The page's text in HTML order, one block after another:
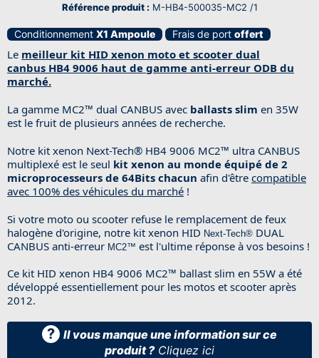
Référence produit : M-HB4-500035-MC2 /1
Conditionnement X1 Ampoule Frais de port offert
Le meilleur kit HID xenon moto et scooter dual
canbus HB4 9006 haut de gamme anti-erreur ODB du
marché.
La gamme MC2™ dual CANBUS avec ballasts slim en 35W
est le fruit de plusieurs années de recherche.
Notre kit xenon Next-Tech® HB4 9006 MC2™ ultra CANBUS
multiplexé est le seul kit xenon au monde équipé de 2
microprocesseurs de 64Bits chacun afin d'être compatible
avec 100% des véhicules du marché !
Si votre moto ou scooter refuse le remplacement de feux
halogène d'origine, notre kit xenon HID Next-Tech® DUAL
CANBUS anti-erreur MC2™ est l'ultime réponse à vos besoins !
Ce kit HID xenon HB4 9006 MC2™ ballast slim en 55W a été
développé essentiellement pour les motos et scooter après
2012.
? Il vous manque une information sur ce
produit ? Cliquez ici